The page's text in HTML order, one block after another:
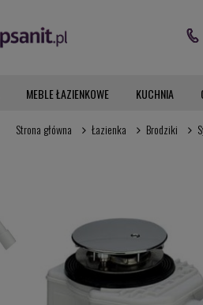
MEBLE ŁAZIENKOWE KUCHNIA
Strona główna Łazienka Brodziki